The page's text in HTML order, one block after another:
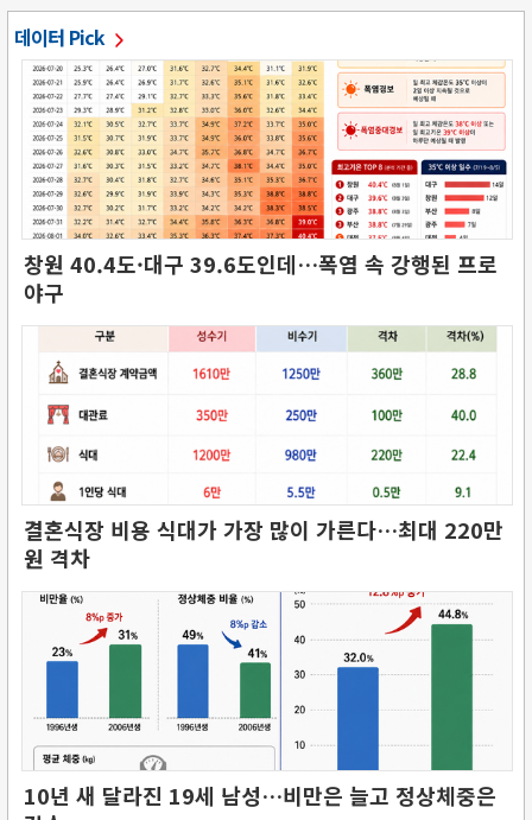
데이터 Pick
창원 40.4도·대구 39.6도인데…폭염 속 강행된 프로
야구
결혼식장 비용 식대가 가장 많이 가른다…최대 220만
원 격차
10년 새 달라진 19세 남성…비만은 늘고 정상체중은